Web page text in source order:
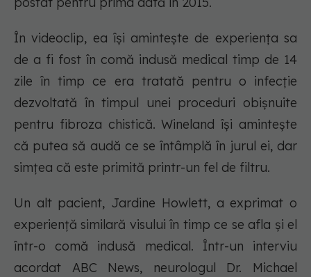
În videoclip, ea își amintește de experiența sa
de a fi fost în comă indusă medical timp de 14
zile în timp ce era tratată pentru o infecție
dezvoltată în timpul unei proceduri obișnuite
pentru fibroza chistică. Wineland își amintește
că putea să audă ce se întâmplă în jurul ei, dar
simțea că este primită printr-un fel de filtru.
Un alt pacient, Jardine Howlett, a exprimat o
experiență similară visului în timp ce se afla și el
într-o comă indusă medical. Într-un interviu
acordat ABC News, neurologul Dr. Michael